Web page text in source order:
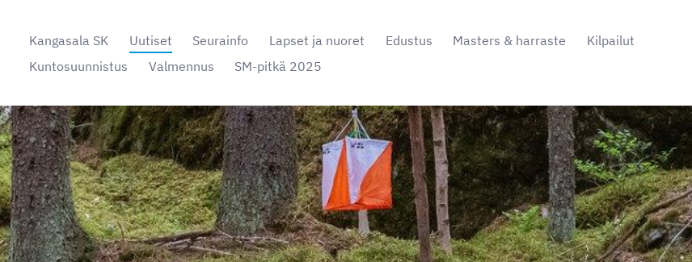
Kangasala SK Uutiset Seurainfo Lapset ja nuoret Edustus Masters & harraste
Kilpailut
Kuntosuunnistus
Valmennus SM-pitkä 2025